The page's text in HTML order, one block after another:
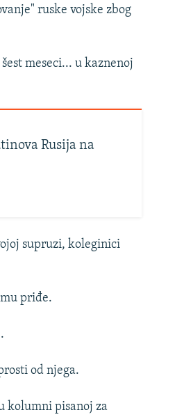
ruske vojske zbog
meseci... u kaznenoj
Rusija na
supruzi, koleginici
priđe.
od njega.
kolumni pisanoj za